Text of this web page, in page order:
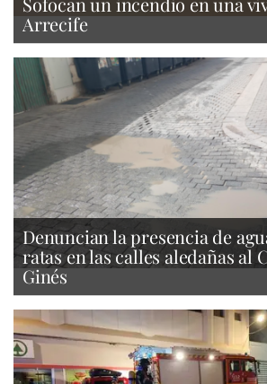
Arrecife
Denuncian la presencia de
ratas en las calles aledañas al
Ginés